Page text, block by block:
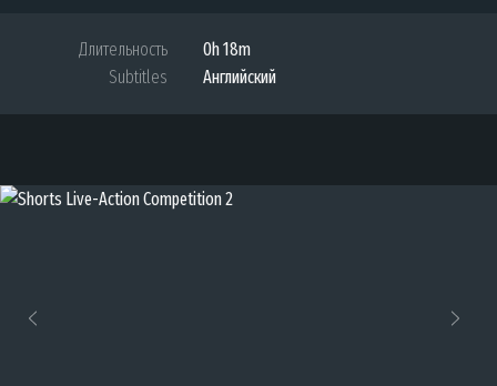
Длительность
0h 18m
Subtitles
Английский